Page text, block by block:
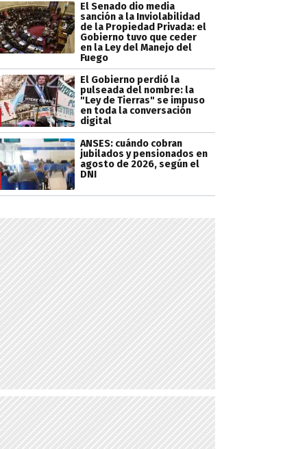
El Senado dio media
sanción a la Inviolabilidad
de la Propiedad Privada: el
Gobierno tuvo que ceder
en la Ley del Manejo del
Fuego
El Gobierno perdió la
pulseada del nombre: la
"Ley de Tierras" se impuso
en toda la conversación
digital
ANSES: cuándo cobran
jubilados y pensionados en
agosto de 2026, según el
DNI